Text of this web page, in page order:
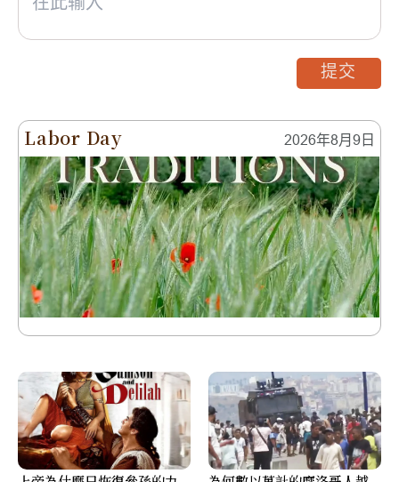
Labor Day 2026年8月9日
提交